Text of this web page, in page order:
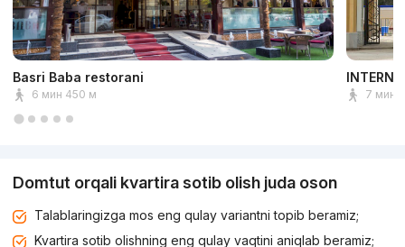
Basri Baba restorani
6 мин 450 м 7 мин
Domtut orqali kvartira sotib olish juda oson
Talablaringizga mos eng qulay variantni topib beramiz;
Kvartira sotib olishning eng qulay vaqtini aniqlab beramiz;